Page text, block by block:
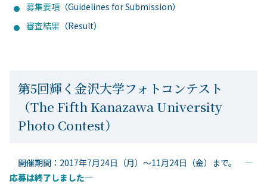
募集要項 （Guidelines for Submission）
審査結果 （Result）
第5回輝く金沢大学フォトコンテスト
（The Fifth Kanazawa University
Photo Contest）
開催期間：2017年7月24日（月）～11月24日（金）まで。 ―
応募は終了しました―